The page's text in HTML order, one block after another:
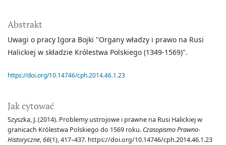
Jak cytować
Szyszka, J. (2014). Problemy ustrojowe i prawne na Rusi Halickiej w
granicach Królestwa Polskiego do 1569 roku. Czasopismo Prawno-
Historyczne,66(1), 417–437. https://doi.org/10.14746/cph.2014.46.1.23
Abstrakt
Uwagi o pracy Igora Bojki "Organy władzy i prawo na Rusi
Halickiej w składzie Królestwa Polskiego (1349-1569)".
https://doi.org/10.14746/cph.2014.46.1.23